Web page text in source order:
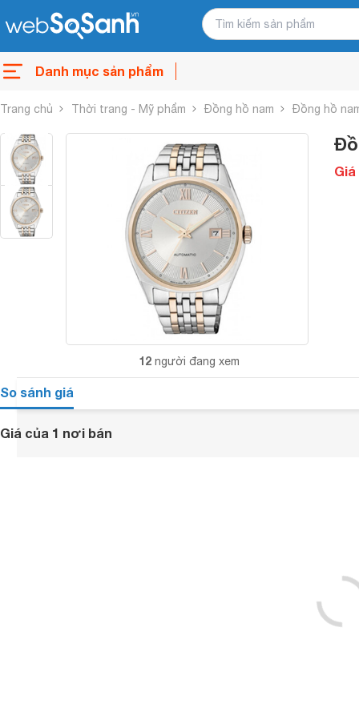
Danh mục sản phẩm
Trang chủ Thời trang - Mỹ phẩm Đồng hồ nam Đồng hồ
12 người đang xem
Giá
So sánh giá
Giá của 1 nơi bán